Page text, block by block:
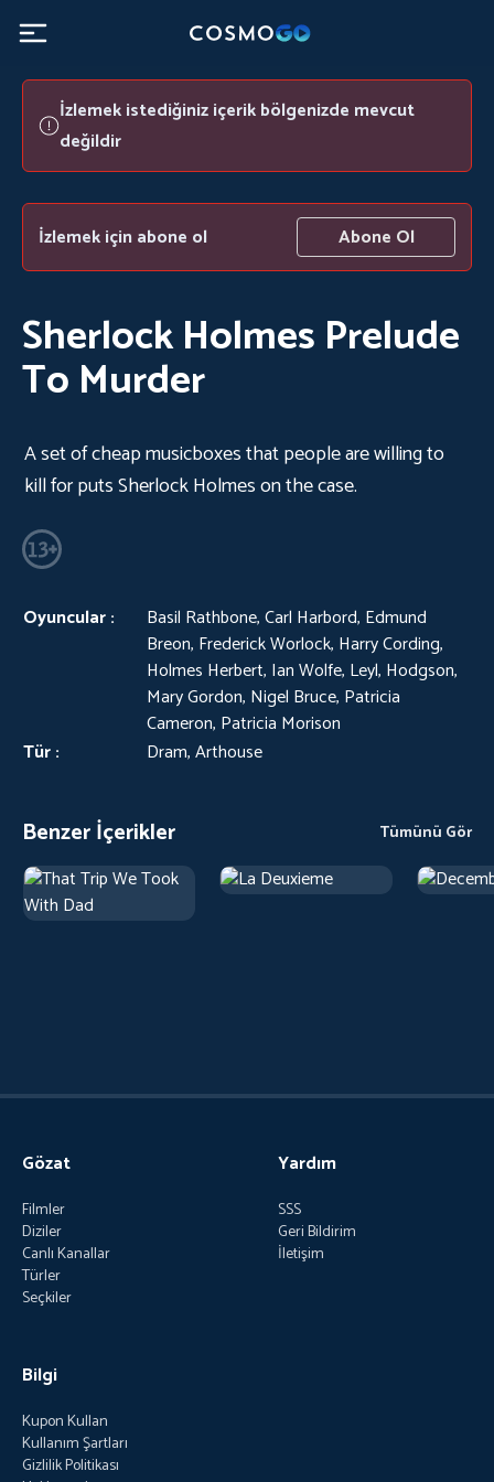
İzlemek istediğiniz içerik bölgenizde mevcut
değildir
İzlemek için abone ol Abone Ol
Sherlock Holmes Prelude
To Murder
A set of cheap musicboxes that people are willing to
kill for puts Sherlock Holmes on the case.
Oyuncular :
Basil Rathbone, Carl Harbord, Edmund
Breon, Frederick Worlock, Harry Cording,
Holmes Herbert, Ian Wolfe, Leyl, Hodgson,
Mary Gordon, Nigel Bruce, Patricia
Cameron, Patricia Morison
Tür :
Dram, Arthouse
Benzer İçerikler Tümünü Gör
Gözat
Filmler
Diziler
Canlı Kanallar
Türler
Seçkiler
Yardım
SSS
Geri Bildirim
İletişim
Bilgi
Kupon Kullan
Kullanım Şartları
Gizlilik Politikası